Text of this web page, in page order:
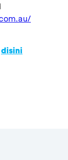
disini